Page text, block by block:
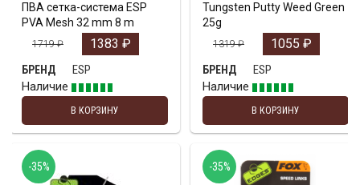
ПВА сетка-система ESP
PVA Mesh 32 mm 8 m
1719₽ 1383 ₽
БРЕНД
ESP
Наличие
В КОРЗИНУ
Tungsten Putty Weed Green
25g
1319₽ 1055 ₽
БРЕНД
ESP
Наличие
В КОРЗИНУ
-35% -35%